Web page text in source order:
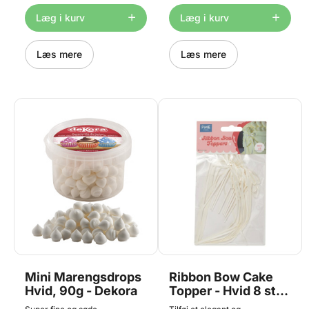
[embed]https://www.youtube.com/watch?
v=vfj-dT-
Q7sk&list=PLYfqU8iiLLiCkIODMxIGCC8vvYGzNlITi&index=26[/embed]
Læg i kurv
Læs mere
cm.
Læg i kurv
Læs mere
Mini Marengsdrops
Hvid, 90g - Dekora
Ribbon Bow Cake
Topper - Hvid 8 stk,
PME